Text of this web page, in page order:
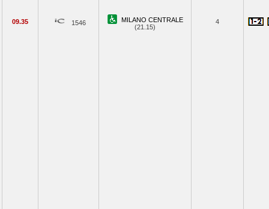
09.35 1546
MILANO CENTRALE
(21.15)
4